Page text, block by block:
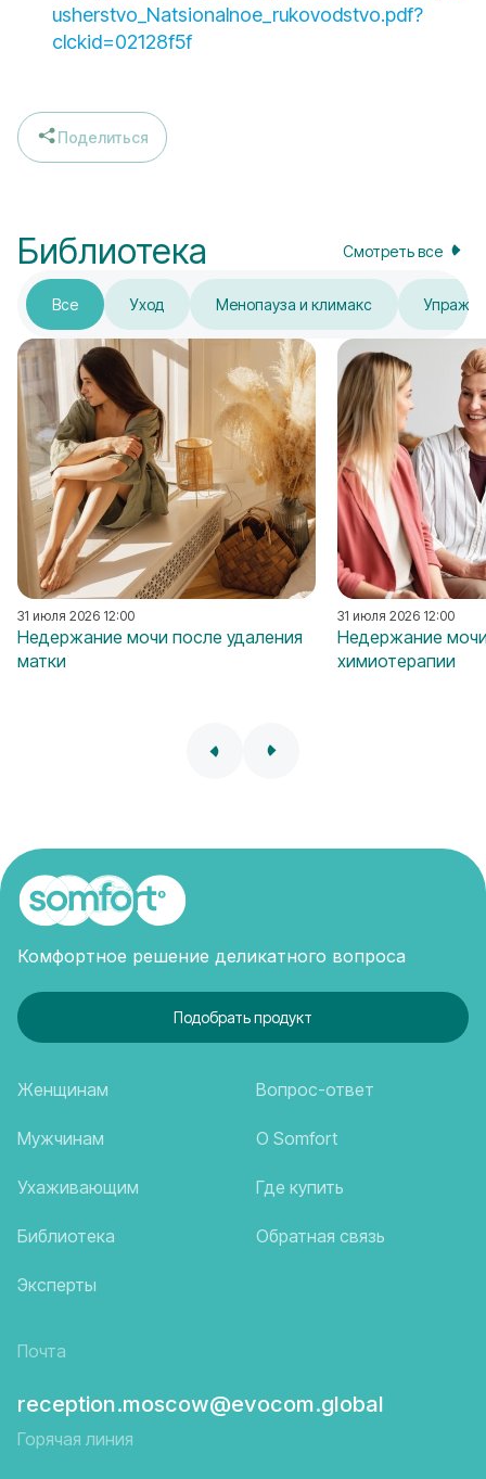
usherstvo_Natsionalnoe_rukovodstvo.pdf?
clckid=02128f5f
Поделиться
Библиотека Смотреть все
Все Уход Менопауза и климакс
31 июля 2026 12:00
Недержание мочи после удаления
матки
31 июля 2026 12:00
Недержание
химиотерапии
Комфортное решение деликатного вопроса
Подобрать продукт
Почта
reception.moscow@evocom.global
Горячая линия
Женщинам
Мужчинам
Ухаживающим
Библиотека
Вопрос-ответ
О Somfort
Где купить
Обратная связь
Эксперты